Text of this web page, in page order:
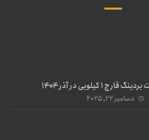
1 کیلویی در آذر ۱۴۰۴
دسامبر ۲۲, ۲۰۲۵